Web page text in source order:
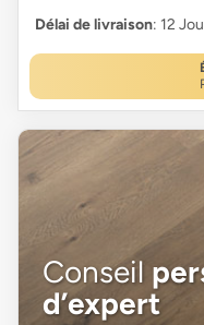
Délai de livraison: 12
Conseil
d’expert